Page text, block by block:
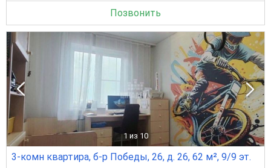
Позвонить
1 из 10
3-комн квартира, б-р Победы, 26, д. 26, 62 м², 9/9 эт.